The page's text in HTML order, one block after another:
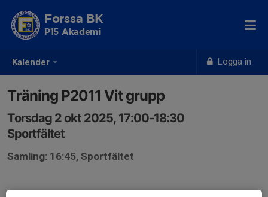
Kalender Logga in
Forssa BK
P15 Akademi
Träning P2011 Vit grupp
Torsdag 2 okt 2025, 17:00-18:30
Sportfältet
Samling: 16:45, Sportfältet